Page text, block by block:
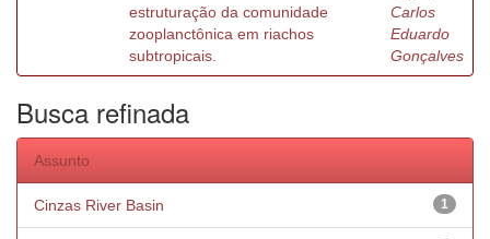
estruturação da comunidade
zooplanctônica em riachos
subtropicais.
Carlos
Eduardo
Gonçalves
Busca refinada
Assunto
1
Cinzas River Basin